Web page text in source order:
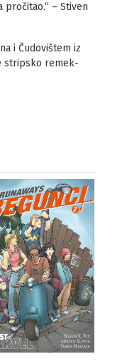
– Stiven
i Čudovištem iz
stripsko remek-